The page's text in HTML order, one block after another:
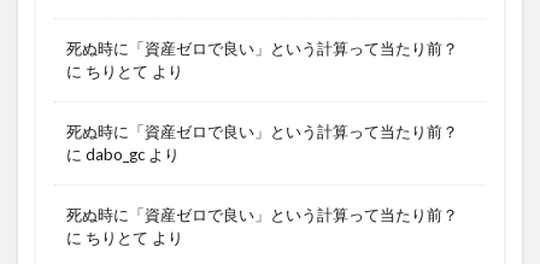
死ぬ時に「資産ゼロで良い」という計算って当たり前？
に ちりとて より
死ぬ時に「資産ゼロで良い」という計算って当たり前？
に dabo_gc より
死ぬ時に「資産ゼロで良い」という計算って当たり前？
に ちりとて より